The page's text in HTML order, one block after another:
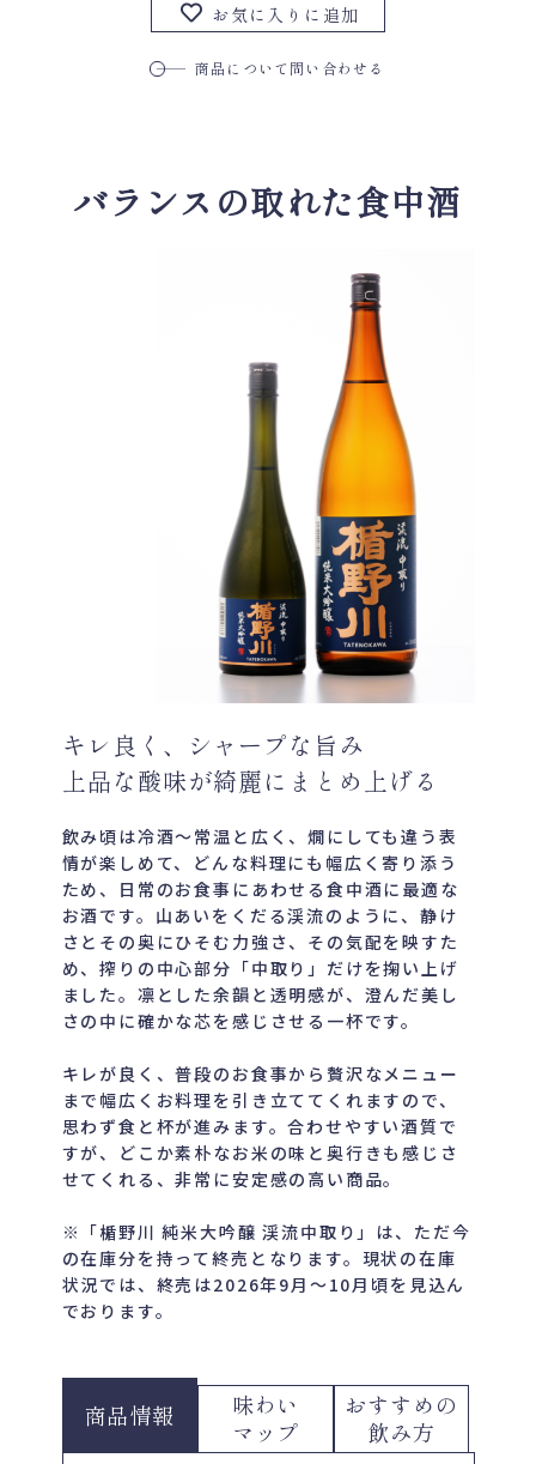
お気に入りに追加
商品について問い合わせる
バランスの取れた食中酒
キレ良く、シャープな旨み
上品な酸味が綺麗にまとめ上げる
飲み頃は冷酒～常温と広く、燗にしても違う表
情が楽しめて、どんな料理にも幅広く寄り添う
ため、日常のお食事にあわせる食中酒に最適な
お酒です。山あいをくだる渓流のように、静け
さとその奥にひそむ力強さ、その気配を映すた
め、搾りの中心部分「中取り」だけを掬い上げ
ました。凛とした余韻と透明感が、澄んだ美し
さの中に確かな芯を感じさせる一杯です。
キレが良く、普段のお食事から贅沢なメニュー
まで幅広くお料理を引き立ててくれますので、
思わず食と杯が進みます。合わせやすい酒質で
すが、どこか素朴なお米の味と奥行きも感じさ
せてくれる、非常に安定感の高い商品。
※「楯野川 純米大吟醸 渓流中取り」は、ただ今
の在庫分を持って終売となります。現状の在庫
状況では、終売は2026年9月〜10月頃を見込ん
でおります。
商品情報
味わい
マップ
おすすめの
飲み方